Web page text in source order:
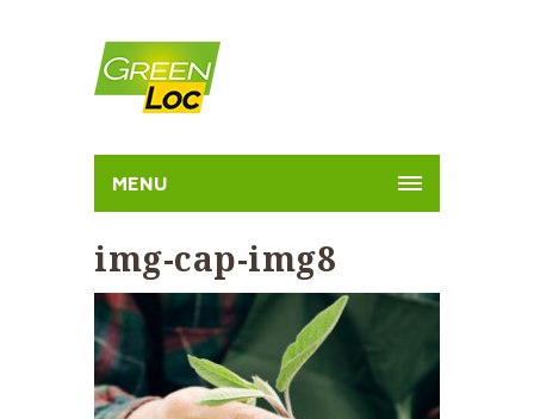
MENU
img-cap-img8